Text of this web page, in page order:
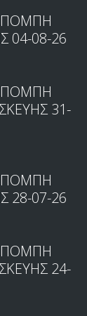
04-08-26
31-
28-07-26
24-